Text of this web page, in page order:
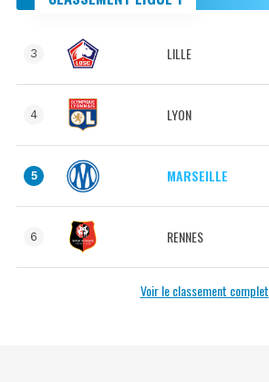
3 LILLE
4 LYON
5 MARSEILLE
6 RENNES
Voir le classement complet